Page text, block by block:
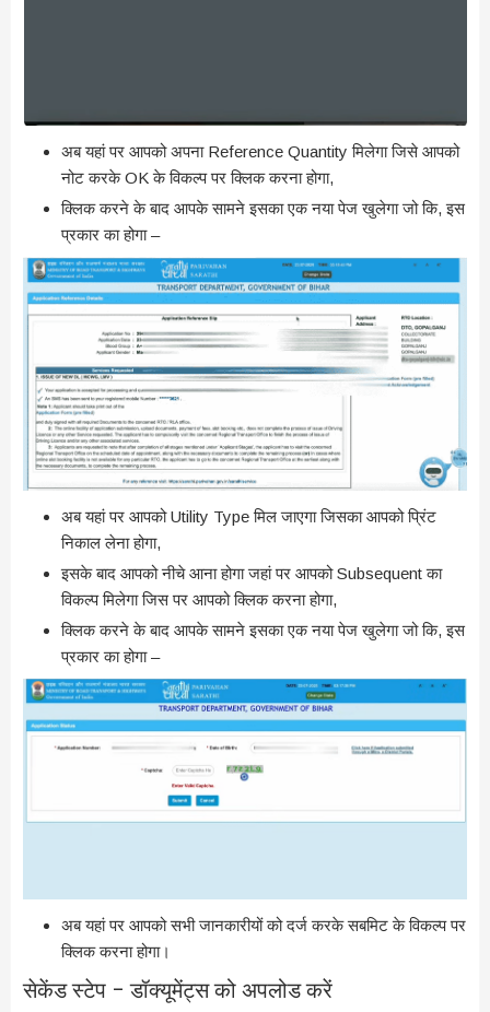
अब यहां पर आपको अपना Reference Quantity मिलेगा जिसे आपको
नोट करके OK के विकल्प पर क्लिक करना होगा,
क्लिक करने के बाद आपके सामने इसका एक नया पेज खुलेगा जो कि, इस
प्रकार का होगा –
अब यहां पर आपको Utility Type मिल जाएगा जिसका आपको प्रिंट
निकाल लेना होगा,
इसके बाद आपको नीचे आना होगा जहां पर आपको Subsequent का
विकल्प मिलेगा जिस पर आपको क्लिक करना होगा,
क्लिक करने के बाद आपके सामने इसका एक नया पेज खुलेगा जो कि, इस
प्रकार का होगा –
अब यहां पर आपको सभी जानकारीयों को दर्ज करके सबमिट के विकल्प पर
क्लिक करना होगा।
सेकेंड स्टेप – डॉक्यूमेंट्स को अपलोड करें